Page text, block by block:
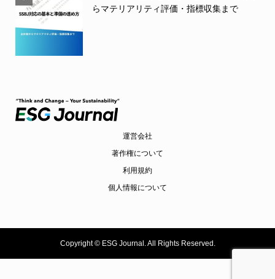
らマテリアリティ評価・指標収集まで
運営会社
著作権について
利用規約
個人情報について
Copyright ©ESG Journal. All Rights Reserved.